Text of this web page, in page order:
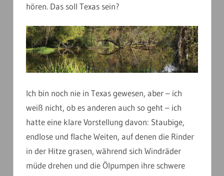
hören. Das soll Texas sein?
Ich bin noch nie in Texas gewesen, aber – ich
weiß nicht, ob es anderen auch so geht – ich
hatte eine klare Vorstellung davon: Staubige,
endlose und flache Weiten, auf denen die Rinder
in der Hitze grasen, während sich Windräder
müde drehen und die Ölpumpen ihre schwere